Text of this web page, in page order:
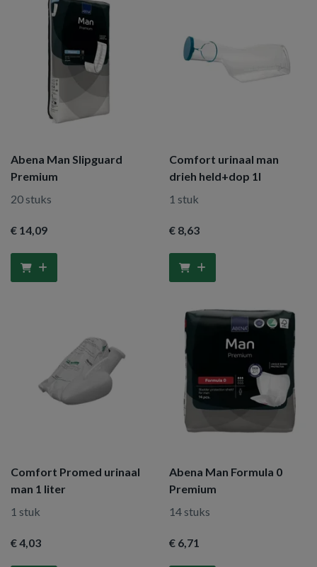
Abena Man Slipguard
Premium
20 stuks
€ 14,09
Comfort urinaal man
drieh held+dop 1l
1 stuk
€ 8,63
Comfort Promed urinaal
man 1 liter
1 stuk
€ 4,03
Abena Man Formula 0
Premium
14 stuks
€ 6,71